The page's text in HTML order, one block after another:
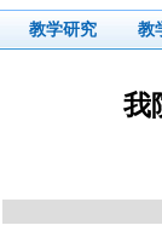
教学研究 教
我